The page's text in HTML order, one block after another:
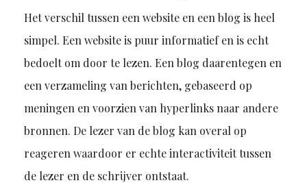
Het verschil tussen een website en een blog is heel
simpel. Een website is puur informatief en is echt
bedoelt om door te lezen. Een blog daarentegen en
een verzameling van berichten, gebaseerd op
meningen en voorzien van hyperlinks naar andere
bronnen. De lezer van de blog kan overal op
reageren waardoor er echte interactiviteit tussen
de lezer en de schrijver ontstaat.